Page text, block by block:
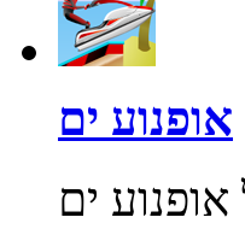
אופנוע ים